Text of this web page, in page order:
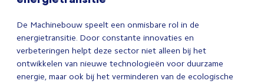
De Machinebouw speelt een onmisbare rol in de
energietransitie. Door constante innovaties en
verbeteringen helpt deze sector niet alleen bij het
ontwikkelen van nieuwe technologieën voor duurzame
energie, maar ook bij het verminderen van de ecologische